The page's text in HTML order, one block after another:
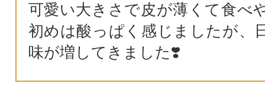
可愛い大きさで皮が薄くて食べ
初めは酸っぱく感じましたが、
味が増してきました❣️